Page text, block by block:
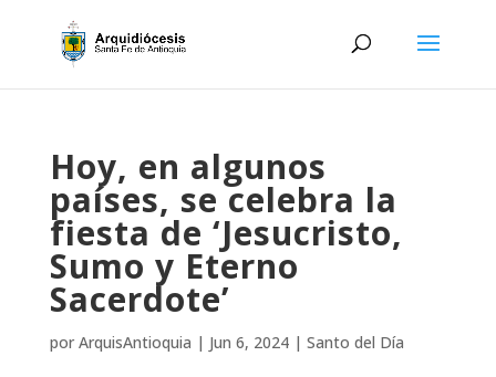
Hoy, en algunos
países, se celebra la
fiesta de ‘Jesucristo,
Sumo y Eterno
Sacerdote’
por ArquisAntioquia | Jun 6, 2024| Santo del Día